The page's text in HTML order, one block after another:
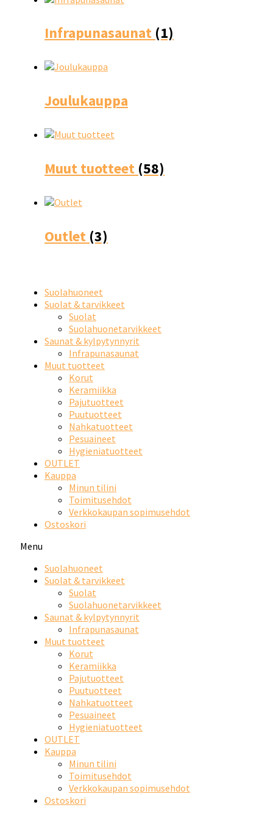
Infrapunasaunat (1)
Joulukauppa
Muut tuotteet (58)
Outlet (3)
Suolahuoneet
Suolat & tarvikkeet
Suolat
Suolahuonetarvikkeet
Saunat & kylpytynnyrit
Infrapunasaunat
Muut tuotteet
Korut
Keramiikka
Pajutuotteet
Puutuotteet
Nahkatuotteet
Pesuaineet
Hygieniatuotteet
OUTLET
Kauppa
Minun tilini
Toimitusehdot
Verkkokaupan sopimusehdot
Ostoskori
Menu
Suolahuoneet
Suolat & tarvikkeet
Suolat
Suolahuonetarvikkeet
Saunat & kylpytynnyrit
Infrapunasaunat
Muut tuotteet
Korut
Keramiikka
Pajutuotteet
Puutuotteet
Nahkatuotteet
Pesuaineet
Hygieniatuotteet
OUTLET
Kauppa
Minun tilini
Toimitusehdot
Verkkokaupan sopimusehdot
Ostoskori